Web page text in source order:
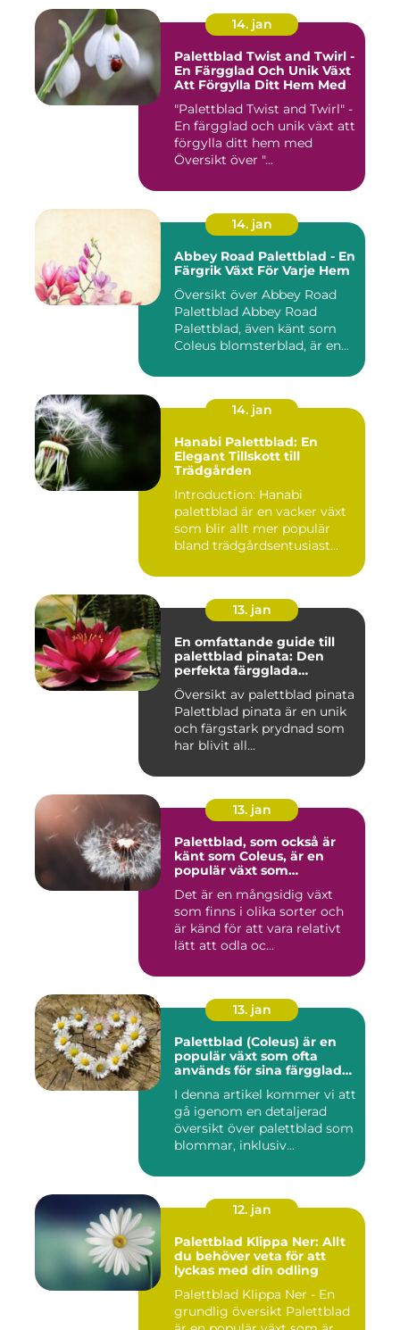
14. jan
Palettblad Twist and Twirl -
En Färgglad Och Unik Växt
Att Förgylla Ditt Hem Med
"Palettblad Twist and Twirl" -
En färgglad och unik växt att
förgylla ditt hem med
Översikt över "...
14. jan
Abbey Road Palettblad - En
Färgrik Växt För Varje Hem
Översikt över Abbey Road
Palettblad Abbey Road
Palettblad, även känt som
Coleus blomsterblad, är en...
14. jan
Hanabi Palettblad: En
Elegant Tillskott till
Trädgården
Introduction: Hanabi
palettblad är en vacker växt
som blir allt mer populär
bland trädgårdsentusiast...
13. jan
En omfattande guide till
palettblad pinata: Den
perfekta färgglada
prydnaden för ditt hem
Översikt av palettblad pinata
Palettblad pinata är en unik
och färgstark prydnad som
har blivit all...
13. jan
Palettblad, som också är
känt som Coleus, är en
populär växt som
färgglada och mönstrade
blad
Det är en mångsidig växt
som finns i olika sorter och
är känd för att vara relativt
lätt att odla oc...
13. jan
Palettblad (Coleus) är en
populär växt som ofta
används för sina färgglada
känt att vissa sorter även
kan blomma
I denna artikel kommer vi att
gå igenom en detaljerad
översikt över palettblad som
blommar, inklusiv...
12. jan
Palettblad Klippa Ner: Allt
du behöver veta för att
lyckas med din odling
Palettblad Klippa Ner - En
grundlig översikt Palettblad